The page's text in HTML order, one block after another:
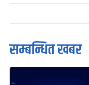
सम्बन्धित खबर